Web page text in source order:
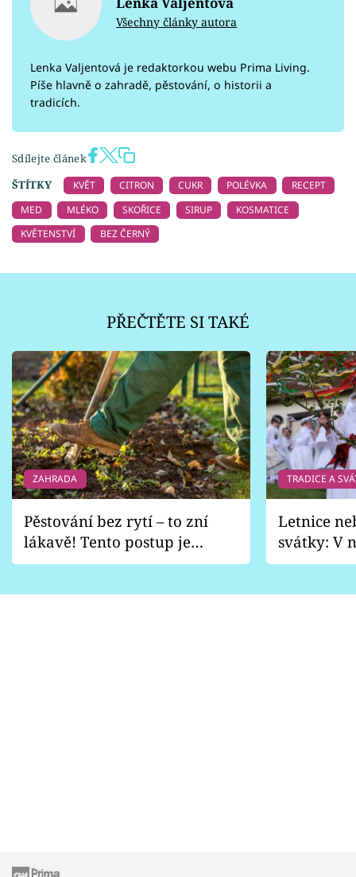
Všechny články autora
Lenka Valjentová je redaktorkou webu Prima Living.
Píše hlavně o zahradě, pěstování, o historii a
tradicích.
Sdílejte článek
ŠTÍTKY
KVĚT CITRON CUKR POLÉVKA
RECEPT
MED
MLÉKO SKOŘICE SIRUP
KOSMATICE
KVĚTENSTVÍ
BEZ ČERNÝ
PŘEČTĚTE SI TAKÉ
ZAHRADA
Pěstování bez rytí – to zní
lákavě! Tento postup je
vhodný jen pro některé
TRADICE A
Letnice
svátky: V
pondělí